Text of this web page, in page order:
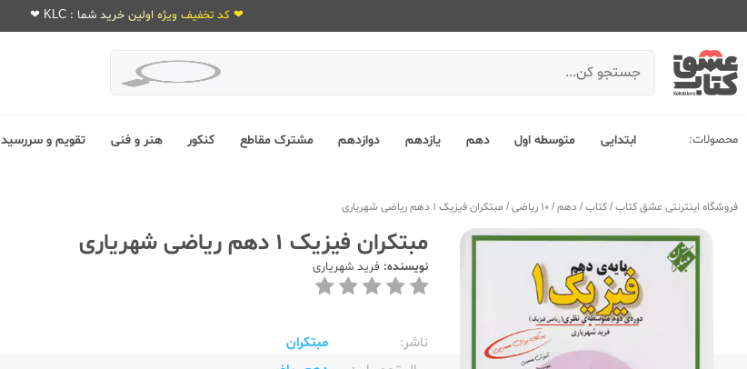
❤ کد تخفیف ویژه اولین خرید شما : KLC ❤
محصولات: ابتدایی متوسطه اول دهم یازدهم دوازدهم مشترک مقاطع کنکور هنر و فنی تقویم و سررسید
فروشگاه اینترنتی عشق کتاب/کتاب/دهم/10 ریاضی / مبتکران فیزیک 1 دهم ریاضی شهریاری
مبتکران فیزیک 1 دهم ریاضی شهریاری
نویسنده: فرید شهریاری
ناشر:‌
مبتکران